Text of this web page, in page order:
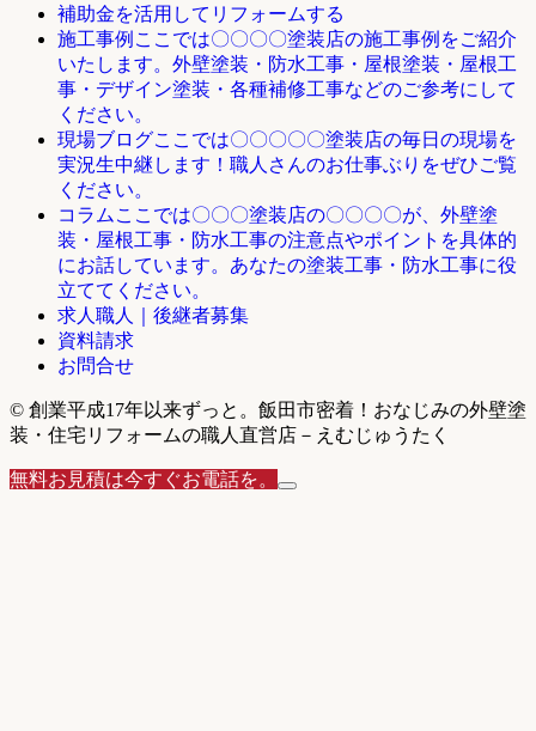
補助金を活用してリフォームする
施工事例 ここでは〇〇〇〇塗装店の施工事例をご紹介
いたします。外壁塗装・防水工事・屋根塗装・屋根工
事・デザイン塗装・各種補修工事などのご参考にして
ください。
現場ブログここでは〇〇〇〇〇塗装店の毎日の現場を
実況生中継します！職人さんのお仕事ぶりをぜひご覧
ください。
コラム ここでは〇〇〇塗装店の〇〇〇〇が、外壁塗
装・屋根工事・防水工事の注意点やポイントを具体的
にお話しています。あなたの塗装工事・防水工事に役
立ててください。
求人職人｜後継者募集
資料請求
お問合せ
© 創業平成17年以来ずっと。飯田市密着！おなじみの外壁塗
装・住宅リフォームの職人直営店－えむじゅうたく
無料お見積は今すぐお電話を。